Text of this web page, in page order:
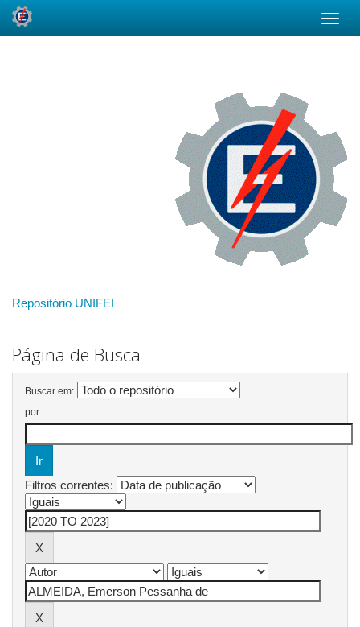
Repositório UNIFEI
Página de Busca
Buscar em:
por
Filtros correntes: